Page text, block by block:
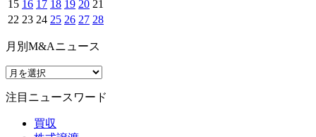
15 16 17 18 19 20 21
22 23 24 25 26 27 28
月別M&Aニュース
注目ニュースワード
買収